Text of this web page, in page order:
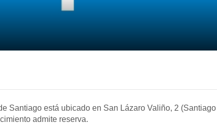
Santiago está ubicado en San Lázaro Valiño, 2
admite reserva.